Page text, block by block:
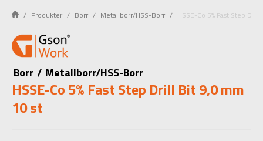
Produkter Borr Metallborr/HSS-Borr HSSE-Co 5% Fast Step
Borr / Metallborr/HSS-Borr
HSSE-Co 5% Fast Step Drill Bit 9,0 mm
10 st